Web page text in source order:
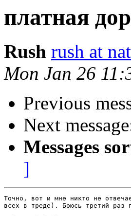
платная
Rush rush at
Mon Jan 26
Previous
Next
Messages
]
Точно, вот и мне никто не
всех в треде). Боюсь третий раз